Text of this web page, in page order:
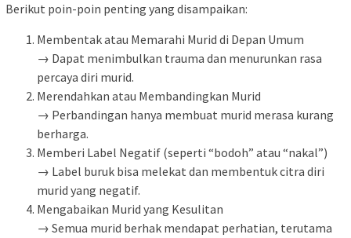
Berikut poin-poin penting yang disampaikan:
Membentak atau Memarahi Murid di Depan Umum
→ Dapat menimbulkan trauma dan menurunkan rasa
percaya diri murid.
Merendahkan atau Membandingkan Murid
→ Perbandingan hanya membuat murid merasa kurang
berharga.
Memberi Label Negatif (seperti “bodoh” atau “nakal”)
→ Label buruk bisa melekat dan membentuk citra diri
murid yang negatif.
Mengabaikan Murid yang Kesulitan
→ Semua murid berhak mendapat perhatian, terutama